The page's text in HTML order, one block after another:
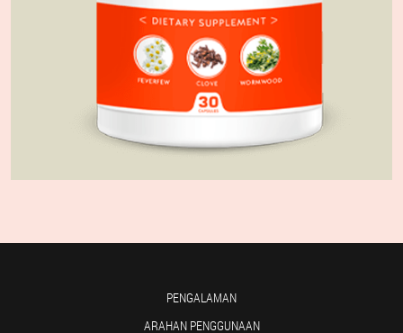
PENGALAMAN
ARAHAN PENGGUNAAN